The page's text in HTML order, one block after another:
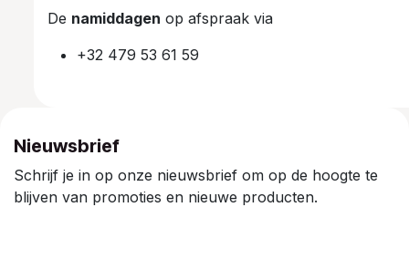
De namiddagen op afspraak via
+32 479 53 61 59
Nieuwsbrief
Schrijf je in op onze nieuwsbrief om op de hoogte te
blijven van promoties en nieuwe producten.